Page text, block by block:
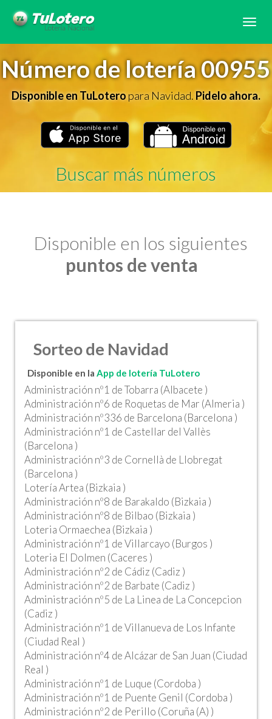
Número de lotería 00955
Disponible en TuLoteropara Navidad.Pidelo ahora.
Buscar más números
Disponible en los siguientes
puntos de venta
Sorteo de Navidad
Disponible en la App de lotería TuLotero
Administración nº1 de Tobarra (Albacete )
Administración nº6 de Roquetas de Mar (Almeria )
Administración nº336 de Barcelona (Barcelona )
Administración nº1 de Castellar del Vallès
(Barcelona )
Administración nº3 de Cornellà de Llobregat
(Barcelona )
Lotería Artea (Bizkaia )
Administración nº8 de Barakaldo (Bizkaia )
Administración nº8 de Bilbao (Bizkaia )
Loteria Ormaechea (Bizkaia )
Administración nº1 de Villarcayo (Burgos )
Loteria El Dolmen (Caceres )
Administración nº2 de Cádiz (Cadiz )
Administración nº2 de Barbate (Cadiz )
Administración nº5 de La Linea de La Concepcion
(Cadiz )
Administración nº1 de Villanueva de Los Infante
(Ciudad Real )
Administración nº4 de Alcázar de San Juan (Ciudad
Real )
Administración nº1 de Luque (Cordoba )
Administración nº1 de Puente Genil (Cordoba )
Administración nº2 de Perillo (Coruña (A) )